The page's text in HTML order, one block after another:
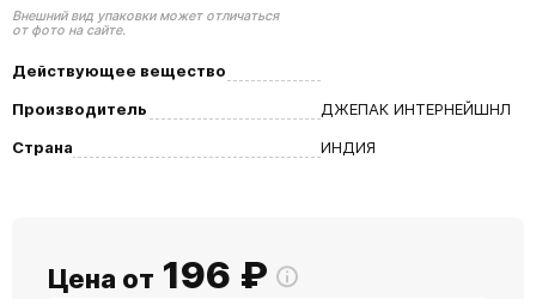
Внешний вид упаковки может отличаться
от фото на сайте.
Действующее вещество
Производитель
ДЖЕПАК ИНТЕРНЕЙШНЛ
Страна
ИНДИЯ
Цена от 196 ₽